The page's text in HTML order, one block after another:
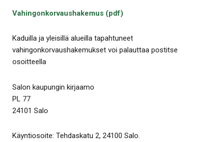
Vahingonkorvaushakemus (pdf)
Kaduilla ja yleisillä alueilla tapahtuneet
vahingonkorvaushakemukset voi palauttaa postitse
osoitteella
Salon kaupungin kirjaamo
PL 77
24101 Salo
Käyntiosoite: Tehdaskatu 2, 24100 Salo.